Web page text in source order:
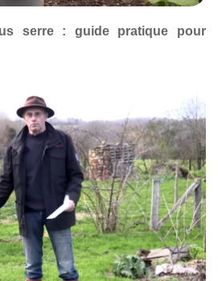
serre : guide pratique pour